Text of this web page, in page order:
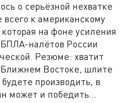
о серьёзной нехватке
к американскому
на фоне усиления
налётов России
Резюме: хватит
Ближнем Востоке, шлите
производить, в
может и победить…